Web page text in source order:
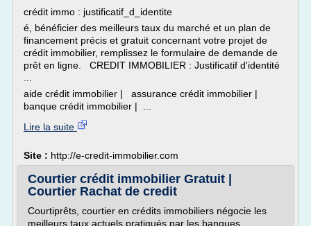
crédit immo : justificatif_d_identite
é, bénéficier des meilleurs taux du marché et un plan de
financement précis et gratuit concernant votre projet de
crédit immobilier, remplissez le formulaire de demande de
prêt en ligne. CREDIT IMMOBILIER : Justificatif d'identité
aide crédit immobilier | assurance crédit immobilier |
banque crédit immobilier | ...
Lire la suite
Site : http://e-credit-immobilier.com
Courtier crédit immobilier Gratuit |
Courtier Rachat de credit
Courtiprêts, courtier en crédits immobiliers négocie les
meilleurs taux actuels pratiqués par les banques